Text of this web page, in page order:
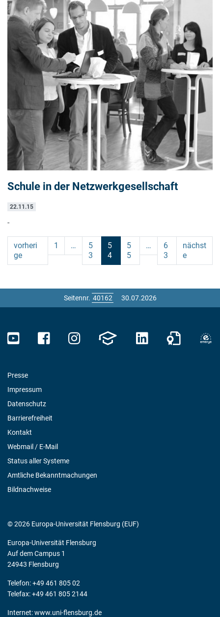
Schule in der Netzwerkgesellschaft
22.11.15
-
vorheri
ge
1 …
5
3
5
4
5
5
…
6
3
nächst
e
Seitennr. 30.07.2026
Presse
Impressum
Datenschutz
Barrierefreiheit
Kontakt
Webmail / E-Mail
Status aller Systeme
Amtliche Bekanntmachungen
Bildnachweise
© 2026 Europa-Universität Flensburg (EUF)
Europa-Universität Flensburg
Auf dem Campus 1
24943 Flensburg
Telefon: +49 461 805 02
Telefax: +49 461 805 2144
Internet:www.uni-flensburg.de